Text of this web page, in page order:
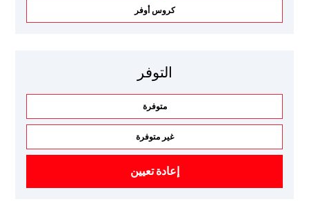
كروس أوفر
التوفر
متوفرة
غير متوفرة
إعادة تعيين